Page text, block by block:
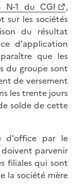
N-1 du CGI
,
sur les sociétés
du résultat
d'application
que les
du groupe sont
de versement
les trente jours
solde de cette
d'office par le
parvenir
filiales qui sont
la société mère